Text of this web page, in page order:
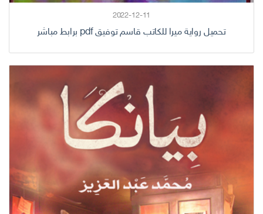
2022-12-11
تحميل رواية ميرا للكاتب قاسم توفيق pdf برابط مباشر